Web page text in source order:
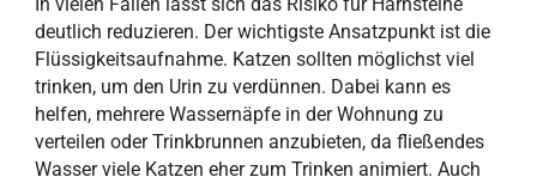
deutlich reduzieren. Der wichtigste Ansatzpunkt ist die
Flüssigkeitsaufnahme. Katzen sollten möglichst viel
trinken, um den Urin zu verdünnen. Dabei kann es
helfen, mehrere Wassernäpfe in der Wohnung zu
verteilen oder Trinkbrunnen anzubieten, da fließendes
Wasser viele Katzen eher zum Trinken animiert. Auch